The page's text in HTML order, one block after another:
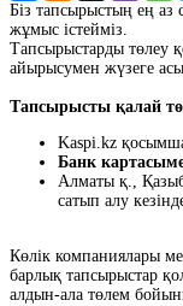
Біз тапсырыстың ең аз
жұмыс істейміз.
Тапсырыстарды төлеу
айырысумен жүзеге
Тапсырысты қалай
Kaspi.kz
Банк
Алматы қ.,
сатып алу
Көлік компаниялары
барлық тапсырыстар
алдын-ала төлем